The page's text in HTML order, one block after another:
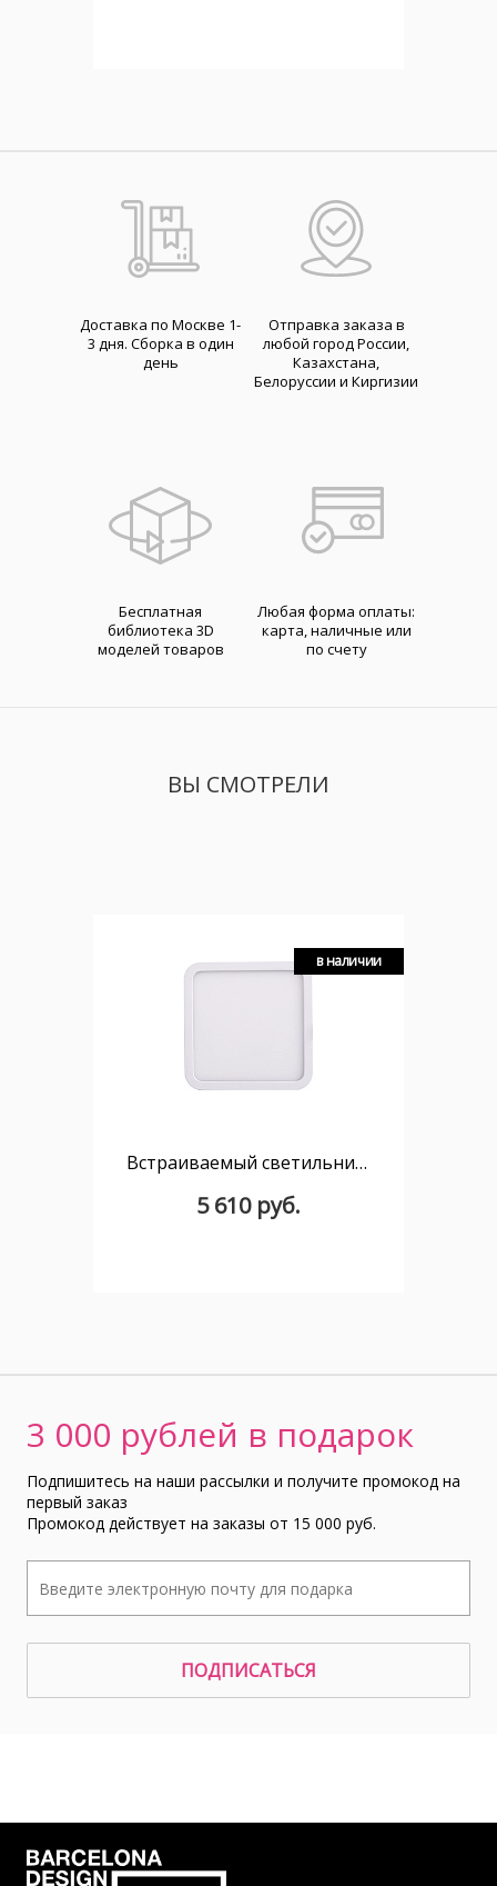
Доставка по Москве 1-
3 дня. Cборка в один
день
Отправка заказа в
любой город России,
Казахстана,
Белоруссии и Киргизии
Бесплатная
библиотека 3D
моделей товаров
Любая форма оплаты:
карта, наличные или
по счету
ВЫ СМОТРЕЛИ
в наличии
Встраиваемый светильник MANTRA SAONA C0193
5 610 руб.
3 000 рублей в подарок
Подпишитесь на наши рассылки и получите промокод на
первый заказ
Промокод действует на заказы от 15 000 руб.
ПОДПИСАТЬСЯ